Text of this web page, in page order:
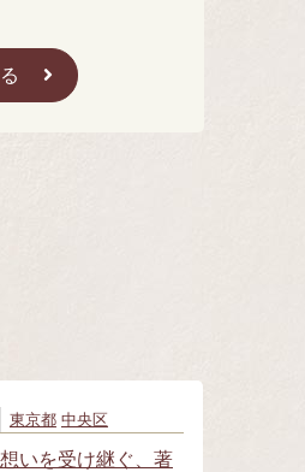
東京都 中央区
いを受け継ぐ、著